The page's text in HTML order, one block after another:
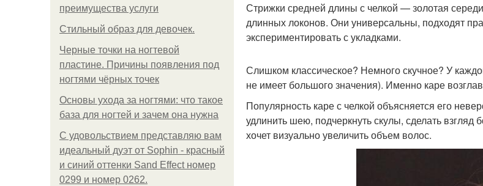
преимущества услуги
Стильный образ для девочек.
Черные точки на ногтевой
пластине. Причины появления под
ногтями чёрных точек
Основы ухода за ногтями: что такое
база для ногтей и зачем она нужна
С удовольствием представляю вам
идеальный дуэт от Sophin - красный
и синий оттенки Sand Effect номер
0299 и номер 0262.
Стрижки средней длины с челкой — золотая
длинных локонов. Они универсальны, подходят
экспериментировать с укладками.
Слишком классическое? Немного скучное? У
не имеет большого значения). Именно каре
Популярность каре с челкой объясняется его
удлинить шею, подчеркнуть скулы, сделать
хочет визуально увеличить объем волос.